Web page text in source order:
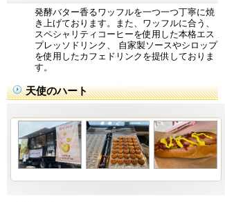
発酵バター香るワッフルを一つ一つ丁寧に焼
き上げております。また、ワッフルに合う、
スペシャリティコーヒーを使用した本格エス
プレッソドリンク、 自家製ソースやシロップ
を使用したカフェドリンクを提供しておりま
す。
天使のハート